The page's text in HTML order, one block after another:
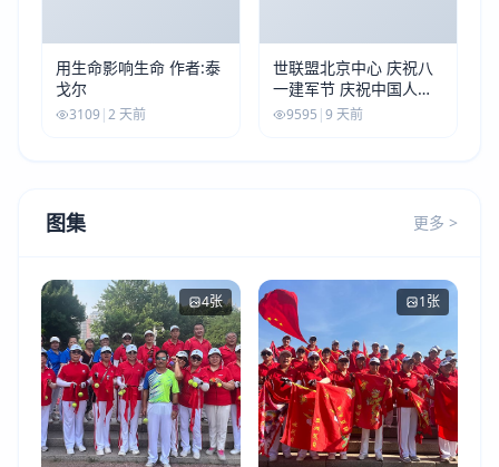
用生命影响生命 作者:泰
戈尔
3109 |2 天前
世联盟北京中心 庆祝八
一建军节 庆祝中国人民
解放军建军99周年
9595 |9 天前
图集 更多 >
4张 1张